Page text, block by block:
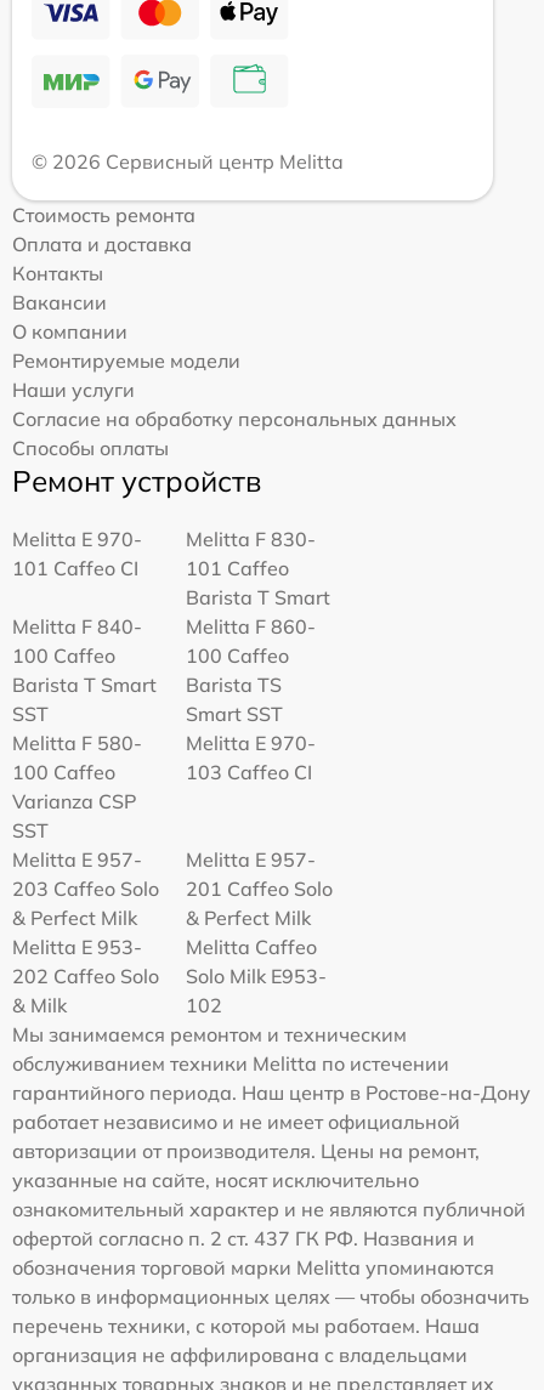
© 2026 Сервисный центр Melitta
Стоимость ремонта
Оплата и доставка
Контакты
Вакансии
О компании
Ремонтируемые модели
Наши услуги
Согласие на обработку персональных данных
Способы оплаты
Ремонт устройств
Melitta Е 970-
101 Caffeo CI
Melitta F 830-
101 Caffeo
Barista T Smart
Melitta F 840-
100 Caffeo
Barista T Smart
SST
Melitta F 860-
100 Caffeo
Barista TS
Smart SST
Melitta F 580-
100 Caffeo
Varianza CSP
SST
Melitta Е 970-
103 Caffeo CI
Melitta E 957-
203 Caffeo Solo
& Perfect Milk
Melitta E 957-
201 Caffeo Solo
& Perfect Milk
Melitta Е 953-
202 Caffeo Solo
& Milk
Melitta Caffeo
Solo Milk E953-
102
Мы занимаемся ремонтом и техническим
обслуживанием техники Melitta по истечении
гарантийного периода. Наш центр в Ростове-на-Дону
работает независимо и не имеет официальной
авторизации от производителя. Цены на ремонт,
указанные на сайте, носят исключительно
ознакомительный характер и не являются публичной
офертой согласно п. 2 ст. 437 ГК РФ. Названия и
обозначения торговой марки Melitta упоминаются
только в информационных целях — чтобы обозначить
перечень техники, с которой мы работаем. Наша
организация не аффилирована с владельцами
указанных товарных знаков и не представляет их